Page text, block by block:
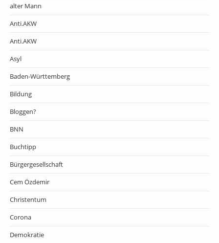
alter Mann
Anti.AKW
Anti.AKW
Asyl
Baden-Württemberg
Bildung
Bloggen?
BNN
Buchtipp
Bürgergesellschaft
Cem Özdemir
Christentum
Corona
Demokratie